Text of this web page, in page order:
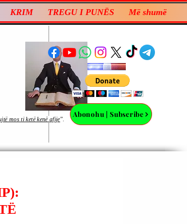
KRIM TREGU I PUNËS Më shumë
Abonohu | Subscribe
mos ti ketë kenë afije”.